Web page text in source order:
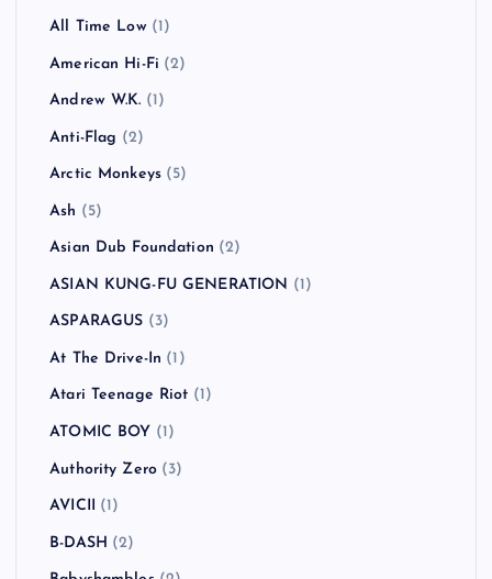
All Time Low(1)
American Hi-Fi (2)
Andrew W.K. (1)
Anti-Flag (2)
Arctic Monkeys (5)
Ash (5)
Asian Dub Foundation (2)
ASIAN KUNG-FU GENERATION (1)
ASPARAGUS (3)
At The Drive-In (1)
Atari Teenage Riot (1)
ATOMIC BOY (1)
Authority Zero (3)
AVICII (1)
B-DASH (2)